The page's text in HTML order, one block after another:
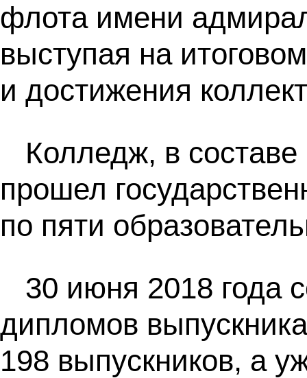
флота имени
выступая на
и достижения
Колледж, в
прошел
по пяти
30 июня 2018 года
дипломов
198 выпускников, а